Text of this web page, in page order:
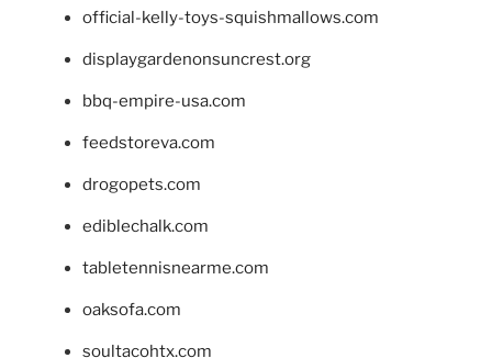
official-kelly-toys-squishmallows.com
displaygardenonsuncrest.org
bbq-empire-usa.com
feedstoreva.com
drogopets.com
ediblechalk.com
tabletennisnearme.com
oaksofa.com
soultacohtx.com